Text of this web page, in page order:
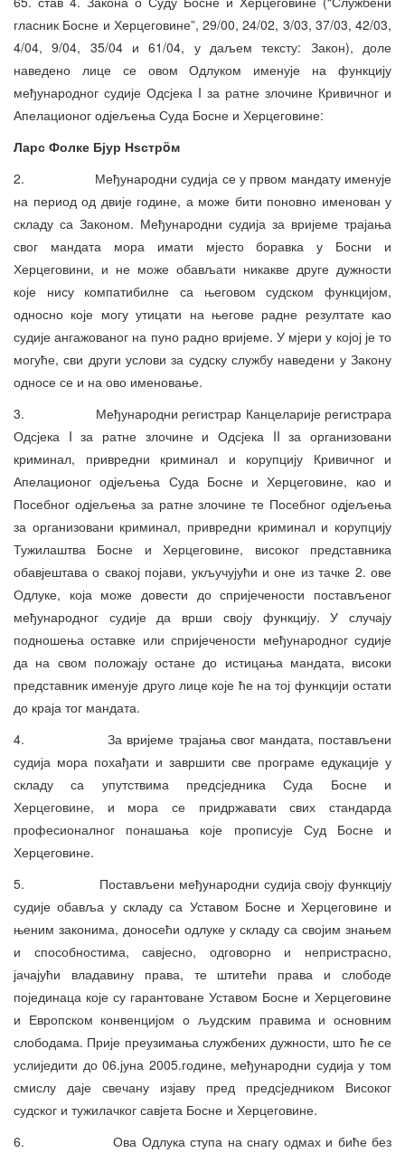
гласник Босне и Херцеговине”, 29/00, 24/02, 3/03, 37/03, 42/03,
4/04, 9/04, 35/04 и 61/04, у даљем тексту: Закон), доле
наведено лице се овом Одлуком именује на функцију
међународног судије Одсјека I за ратне злочине Кривичног и
Апелационог одјељења Суда Босне и Херцеговине:
Ларс Фолке Бјур Нѕстрöм
2. Међународни судија се у првом мандату именује
на период од двије године, а може бити поновно именован у
складу са Законом. Међународни судија за вријеме трајања
свог мандата мора имати мјесто боравка у Босни и
Херцеговини, и не може обављати никакве друге дужности
које нису компатибилне са његовом судском функцијом,
односно које могу утицати на његове радне резултате као
судије ангажованог на пуно радно вријеме. У мјери у којој је то
могуће, сви други услови за судску службу наведени у Закону
односе се и на ово именовање.
3. Међународни регистрар Канцеларије регистрара
Одсјека I за ратне злочине и Одсјека II за организовани
криминал, привредни криминал и корупцију Кривичног и
Апелационог одјељења Суда Босне и Херцеговине, као и
Посебног одјељења за ратне злочине те Посебног одјељења
за организовани криминал, привредни криминал и корупцију
Тужилаштва Босне и Херцеговине, високог представника
обавјештава о свакој појави, укључујући и оне из тачке 2. ове
Одлуке, која може довести до спријечености постављеног
међународног судије да врши своју функцију. У случају
подношења оставке или спријечености међународног судије
да на свом положају остане до истицања мандата, високи
представник именује друго лице које ће на тој функцији остати
до краја тог мандата.
4. За вријеме трајања свог мандата, постављени
судија мора похађати и завршити све програме едукације у
складу са упутствима предсједника Суда Босне и
Херцеговине, и мора се придржавати свих стандарда
професионалног понашања које прописује Суд Босне и
Херцеговине.
5. Постављени међународни судија своју функцију
судије обавља у складу са Уставом Босне и Херцеговине и
њеним законима, доносећи одлуке у складу са својим знањем
и способностима, савјесно, одговорно и непристрасно,
јачајући владавину права, те штитећи права и слободе
појединаца које су гарантоване Уставом Босне и Херцеговине
и Европском конвенцијом о људским правима и основним
слободама. Прије преузимања службених дужности, што ће се
услиједити до 06.јуна 2005.године, међународни судија у том
смислу даје свечану изјаву пред предсједником Високог
судског и тужилачког савјета Босне и Херцеговине.
6. Ова Одлука ступа на снагу одмах и биће без